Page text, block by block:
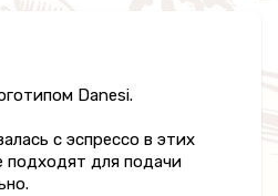
Danesi.
с эспрессо в этих
подходят для подачи